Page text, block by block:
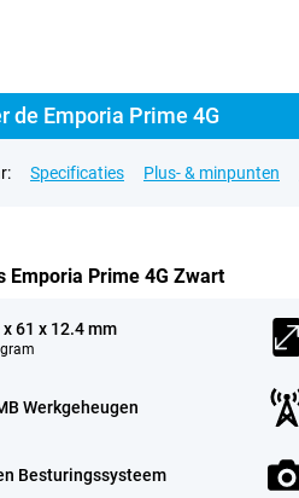
de Emporia Prime 4G
Specificaties Plus- & minpunten
Emporia Prime 4G Zwart
x 61 x 12.4 mm
Werkgeheugen
Besturingssysteem